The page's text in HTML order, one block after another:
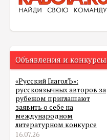
Объявления и конкурсы
«Русский ГлаголЪ»:
русскоязычных авторов за
рубежом приглашают
заявить о себе на
международном
литературном конкурсе
16.07.26